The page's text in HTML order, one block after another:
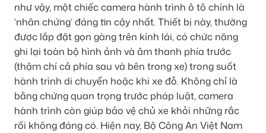
như vậy, một chiếc camera hành trình ô tô chính là
‘nhân chứng’ đáng tin cậy nhất. Thiết bị này, thường
được lắp đặt gọn gàng trên kính lái, có chức năng
ghi lại toàn bộ hình ảnh và âm thanh phía trước
(thậm chí cả phía sau và bên trong xe) trong suốt
hành trình di chuyển hoặc khi xe đỗ. Không chỉ là
bằng chứng quan trọng trước pháp luật, camera
hành trình còn giúp bảo vệ chủ xe khỏi những rắc
rối không đáng có. Hiện nay, Bộ Công An Việt Nam